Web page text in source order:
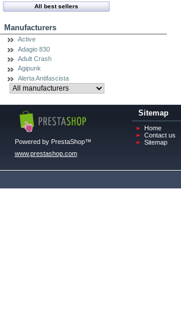
All best sellers
Manufacturers
Active
Adagio 830
Adult Crash
Agipunk
Alerta Antifascista
Powered by PrestaShop™
www.prestashop.com
Sitemap
Home
Contact us
Sitemap